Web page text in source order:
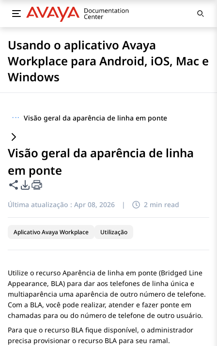
Usando o aplicativo Avaya
Workplace para Android, iOS, Mac e
Windows
··· Visão geral da aparência de linha em ponte
Visão geral da aparência de linha
em ponte
Compartilhar esta página
Opções de exportação de PDF
Última atualização : Apr 08, 2026 | 2 min read
Aplicativo Avaya Workplace Utilização
Utilize o recurso Aparência de linha em ponte (Bridged Line
Appearance, BLA) para dar aos telefones de linha única e
multiaparência uma aparência de outro número de telefone.
Com a BLA, você pode realizar, atender e fazer ponte em
chamadas para ou do número de telefone de outro usuário.
Para que o recurso BLA fique disponível, o administrador
precisa provisionar o recurso BLA para seu ramal.